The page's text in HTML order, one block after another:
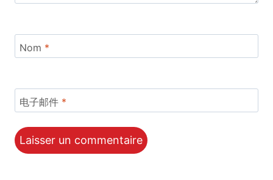
Nom *
电子邮件 *